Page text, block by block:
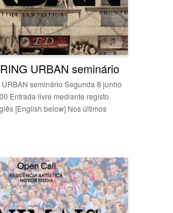
URBAN seminário
URBAN seminário Segunda 8 junho
Entrada livre mediante registo
[English below] Nos últimos